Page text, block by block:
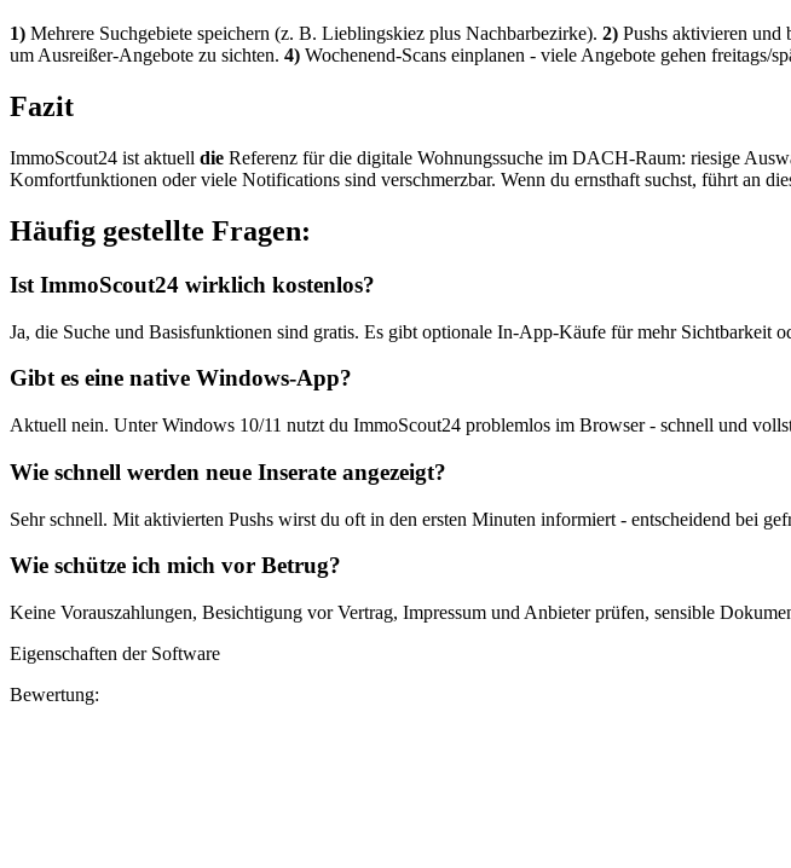
1) Mehrere Suchgebiete speichern (z. B. Lieblingskiez plus Nachbarbezirke). 2) Pushs aktivieren
um Ausreißer-Angebote zu sichten. 4) Wochenend-Scans einplanen - viele Angebote gehen freitags/
Fazit
ImmoScout24 ist aktuell die Referenz für die digitale Wohnungssuche im DACH-Raum: riesige
Komfortfunktionen oder viele Notifications sind verschmerzbar. Wenn du ernsthaft suchst, führt an
Häufig gestellte Fragen:
Ist ImmoScout24 wirklich kostenlos?
Ja, die Suche und Basisfunktionen sind gratis. Es gibt optionale In-App-Käufe für mehr Sichtbarkeit
Gibt es eine native Windows-App?
Aktuell nein. Unter Windows 10/11 nutzt du ImmoScout24 problemlos im Browser - schnell und
Wie schnell werden neue Inserate angezeigt?
Sehr schnell. Mit aktivierten Pushs wirst du oft in den ersten Minuten informiert - entscheidend bei
Wie schütze ich mich vor Betrug?
Keine Vorauszahlungen, Besichtigung vor Vertrag, Impressum und Anbieter prüfen, sensible
Eigenschaften der Software
Bewertung: